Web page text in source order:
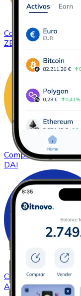
ComprarZCash con
ZEC
ComprarDAIcon
DAI
ComprarCardano
ADA